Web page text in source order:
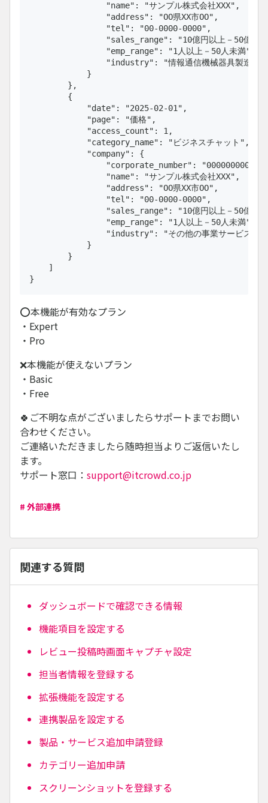
                "name": "サンプル株式会社XXX",
                "address": "OO県XX市OO",
                "tel": "00-0000-0000",
"sales_range": "10億円以上－50億円
                "emp_range": "1人以上－50人未満",
"industry": "情報通信機械器具製造業
            }
        },
        {
            "date": "2025-02-01",
            "page": "価格",
            "access_count": 1,
            "category_name": "ビジネスチャット",
            "company": {
"corporate_number":
                "name": "サンプル株式会社XXX",
                "address": "OO県XX市OO",
                "tel": "00-0000-0000",
"sales_range": "10億円以上－50億円
                "emp_range": "1人以上－50人未満",
                "industry": "その他の事業サービス業"
            }
        }
    ]
⭕本機能が有効なプラン
・Expert
・Pro
❌本機能が使えないプラン
・Basic
・Free
🍀ご不明な点がございましたらサポートまでお問い
合わせください。
ご連絡いただきましたら随時担当よりご返信いたし
ます。
サポート窓口： support@itcrowd.co.jp
# 外部連携
関連する質問
ダッシュボードで確認できる情報
機能項目を設定する
レビュー投稿時画面キャプチャ設定
担当者情報を登録する
拡張機能を設定する
連携製品を設定する
製品・サービス追加申請登録
カテゴリー追加申請
スクリーンショットを登録する